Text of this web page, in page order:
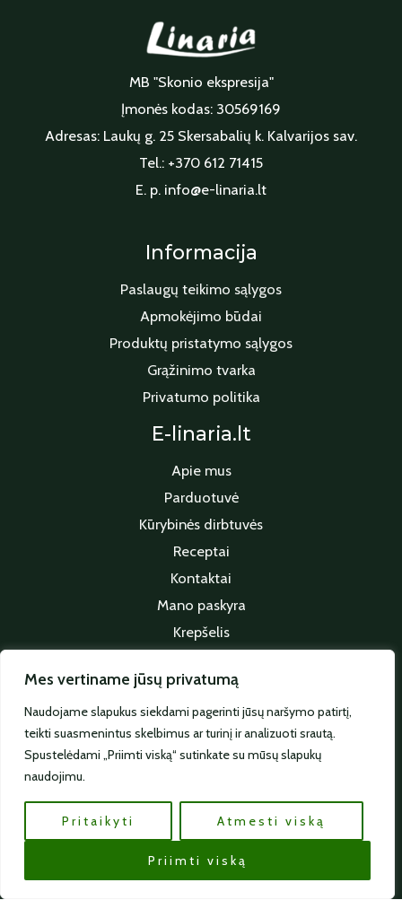
Mes vertiname jūsų privatumą
Naudojame slapukus siekdami pagerinti jūsų naršymo patirtį,
teikti suasmenintus skelbimus ar turinį ir analizuoti srautą.
Spustelėdami „Priimti viską“ sutinkate su mūsų slapukų
naudojimu.
Pritaikyti Atmesti viską
Priimti viską
MB "Skonio ekspresija"
Įmonės kodas: 30569169
Adresas: Laukų g. 25 Skersabalių k. Kalvarijos sav.
Tel.: +370 612 71415
E. p. info@e-linaria.lt
Informacija
Paslaugų teikimo sąlygos
Apmokėjimo būdai
Produktų pristatymo sąlygos
Grąžinimo tvarka
Privatumo politika
E-linaria.lt
Apie mus
Parduotuvė
Kūrybinės dirbtuvės
Receptai
Kontaktai
Mano paskyra
Krepšelis
Sekite mus
© 2026 Visos teisės saugomos | e-linaria.lt